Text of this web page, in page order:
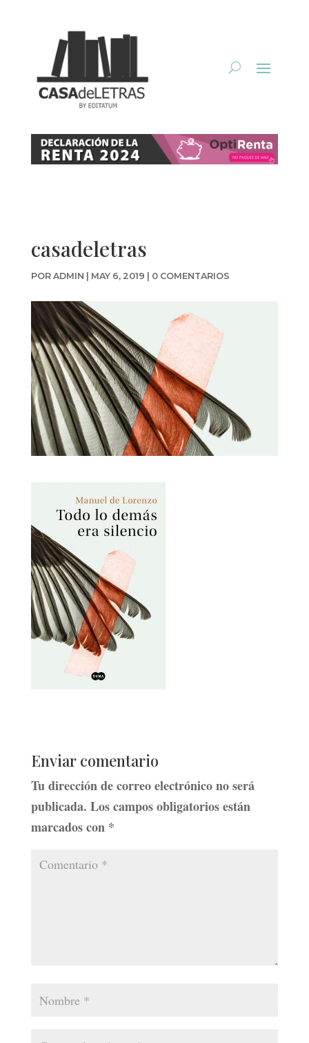
casadeletras
POR ADMIN MAY 6, 2019 0 COMENTARIOS
Enviar comentario
Tu dirección de correo electrónico no será
publicada. Los campos obligatorios están
marcados con *